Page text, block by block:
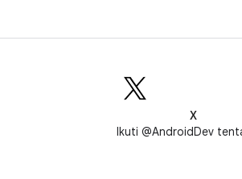
X
Ikuti @AndroidDev